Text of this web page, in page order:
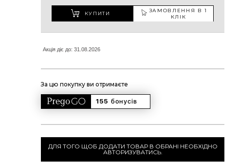
КУПИТИ
ЗАМОВЛЕННЯ В 1
КЛІК
Акція діє до: 31.08.2026
За цю покупку ви отримаєте
155 бонусів
ДЛЯ ТОГО ЩОБ ДОДАТИ ТОВАР В ОБРАНІ НЕОБХІДНО
АВТОРИЗУВАТИСЬ.